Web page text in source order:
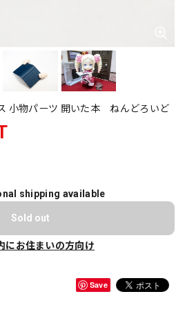
小物パーツ 開いた本 ねんどろいど
shipping available
Sold out
にお住まいの方向け
Save